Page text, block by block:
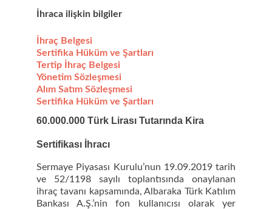
İhraca ilişkin bilgiler
İhraç Belgesi
Sertifika Hüküm ve Şartları
Tertip İhraç Belgesi
Yönetim Sözleşmesi
Alım Satım Sözleşmesi
Sertifika Hüküm ve Şartları
60.000.000 Türk Lirası Tutarında Kira
Sertifikası İhracı
Sermaye Piyasası Kurulu’nun 19.09.2019 tarih
ve 52/1198 sayılı toplantısında onaylanan
ihraç tavanı kapsamında, Albaraka Türk Katılım
Bankası A.Ş.’nin fon kullanıcısı olarak yer